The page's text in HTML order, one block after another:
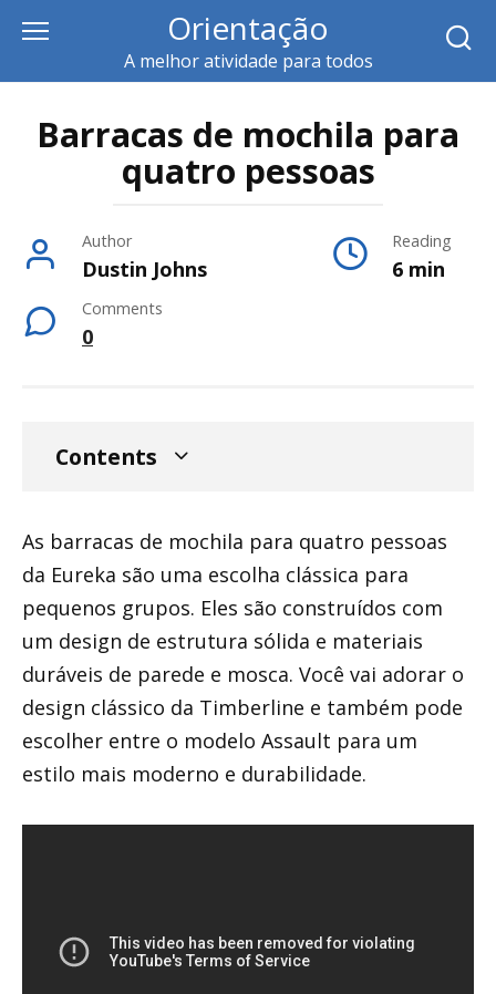
content
Orientação
A melhor atividade para todos
Barracas de mochila para
quatro pessoas
Author
Dustin Johns
Reading
6 min
Comments
0
Contents
As barracas de mochila para quatro pessoas
da Eureka são uma escolha clássica para
pequenos grupos. Eles são construídos com
um design de estrutura sólida e materiais
duráveis ​​de parede e mosca. Você vai adorar o
design clássico da Timberline e também pode
escolher entre o modelo Assault para um
estilo mais moderno e durabilidade.